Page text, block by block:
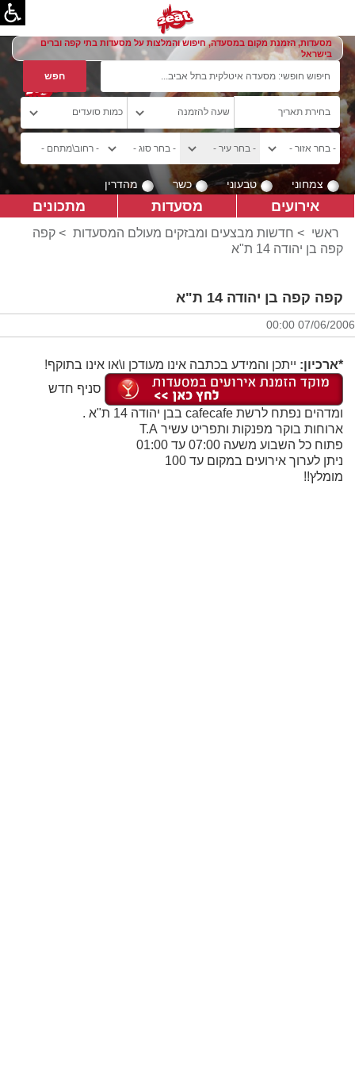
מסעדות, הזמנת מקום במסעדה, חיפוש והמלצות על מסעדות בתי קפה וברים
בישראל
צמחוני טבעוני כשר מהדרין
אירועים מסעדות מתכונים
ראשי > חדשות מבצעים ומבזקים מעולם המסעדות > קפה
קפה בן יהודה 14 ת"א
קפה קפה בן יהודה 14 ת"א
07/06/2006 00:00
*ארכיון: ייתכן והמידע בכתבה אינו מעודכן ו\או אינו בתוקף!
סניף חדש
ומדהים נפתח לרשת cafecafe בבן יהודה 14 ת"א .
ארוחות בוקר מפנקות ותפריט עשיר T.A
פתוח כל השבוע משעה 07:00 עד 01:00
ניתן לערוך אירועים במקום עד 100
מומלץ!!